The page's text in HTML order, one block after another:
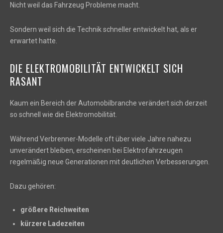
Nicht weil das Fahrzeug Probleme macht.
Sondern weil sich die Technik schneller entwickelt hat, als er
erwartet hatte.
DIE ELEKTROMOBILITÄT ENTWICKELT SICH
RASANT
Kaum ein Bereich der Automobilbranche verändert sich derzeit
so schnell wie die Elektromobilität.
Während Verbrenner-Modelle oft über viele Jahre nahezu
unverändert bleiben, erscheinen bei Elektrofahrzeugen
regelmäßig neue Generationen mit deutlichen Verbesserungen.
Dazu gehören:
größere Reichweiten
kürzere Ladezeiten